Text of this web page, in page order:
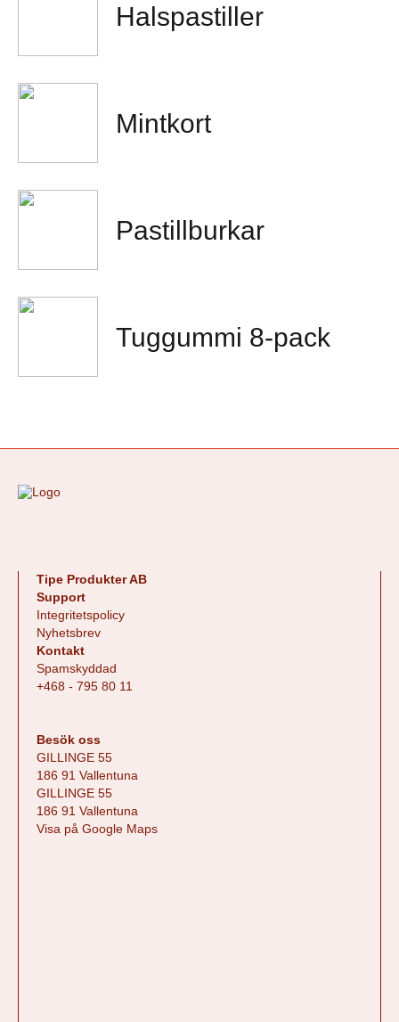
Halspastiller
Mintkort
Pastillburkar
Tuggummi 8-pack
Tipe Produkter AB
Support
Integritetspolicy
Nyhetsbrev
Kontakt
Spamskyddad
+468 - 795 80 11
Besök oss
GILLINGE 55
186 91 Vallentuna
GILLINGE 55
186 91 Vallentuna
Visa på Google Maps